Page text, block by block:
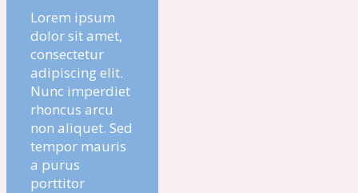
Lorem ipsum
dolor sit amet,
consectetur
adipiscing elit.
Nunc imperdiet
rhoncus arcu
non aliquet. Sed
tempor mauris
a purus
porttitor